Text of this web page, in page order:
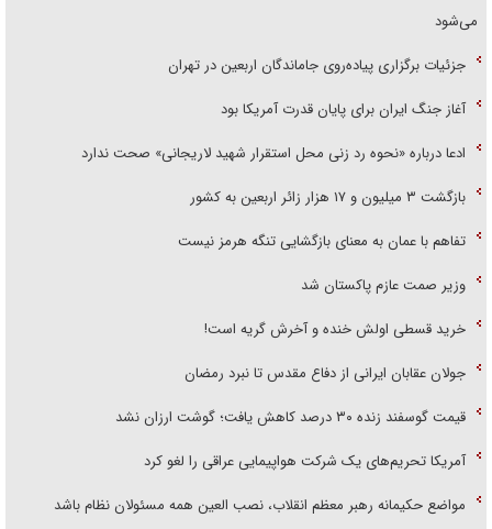
می‌شود
جزئیات برگزاری پیاده‌روی جاماندگان اربعین در تهران
آغاز جنگ ایران برای پایان قدرت آمریکا بود
ادعا درباره «نحوه رد زنی محل استقرار شهید لاریجانی» صحت ندارد
بازگشت ۳ میلیون و ۱۷ هزار زائر اربعین به کشور
تفاهم با عمان به معنای بازگشایی تنگه هرمز نیست
وزیر صمت عازم پاکستان شد
خرید قسطی اولش خنده و آخرش گریه است!
جولان عقابان ایرانی از دفاع مقدس تا نبرد رمضان
قیمت گوسفند زنده ۳۰ درصد کاهش یافت؛ گوشت ارزان نشد
آمریکا تحریم‌های یک شرکت هواپیمایی عراقی را لغو کرد
مواضع حکیمانه رهبر معظم انقلاب، نصب العین همه مسئولان نظام باشد